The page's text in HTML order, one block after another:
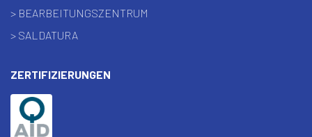
> BEARBEITUNGSZENTRUM
> SALDATURA
ZERTIFIZIERUNGEN